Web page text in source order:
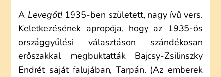
A Levegőt!1935-ben született, nagy ívű vers.
Keletkezésének apropója, hogy az 1935-ös
országgyűlési választáson szándékosan
erőszakkal megbuktatták Bajcsy-Zsilinszky
Endrét saját falujában, Tarpán. (Az emberek